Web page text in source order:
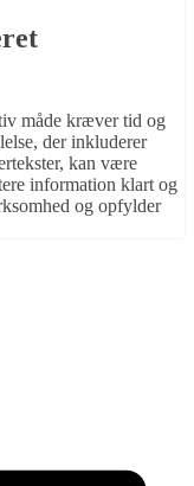
måde kræver tid og
der inkluderer
kan være
information klart og
og opfylder